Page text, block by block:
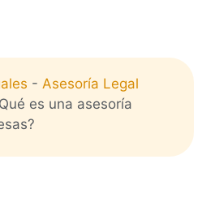
- Asesoría Legal
es una asesoría